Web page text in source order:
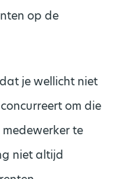
op de
je wellicht niet
om die
te
niet altijd